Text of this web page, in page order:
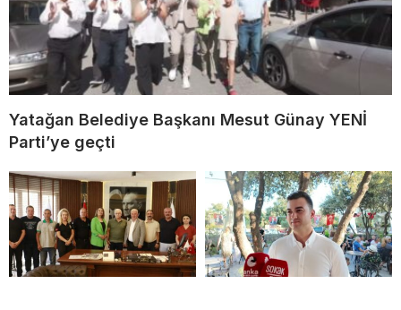
Yatağan Belediye Başkanı Mesut Günay YENİ
Parti’ye geçti